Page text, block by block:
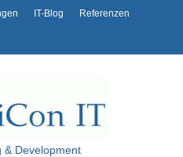
IT-Blog Referenzen
& Development